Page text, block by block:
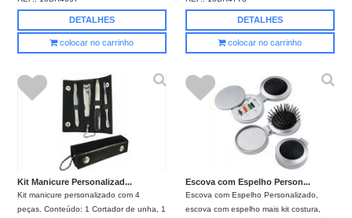
DETALHES
colocar no carrinho
DETALHES
colocar no carrinho
Kit Manicure Personalizad...
Kit manicure personalizado com 4
peças. Conteúdo: 1 Cortador de unha, 1
Escova com Espelho Person...
Escova com Espelho Personalizado,
escova com espelho mais kit costura,